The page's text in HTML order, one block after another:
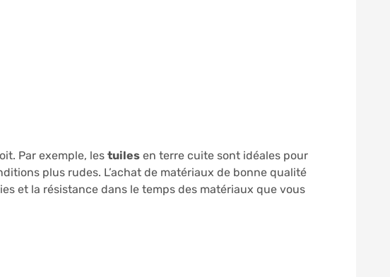
Par exemple, les tuiles en terre cuite sont idéales pour
plus rudes. L’achat de matériaux de bonne qualité
et la résistance dans le temps des matériaux que vous